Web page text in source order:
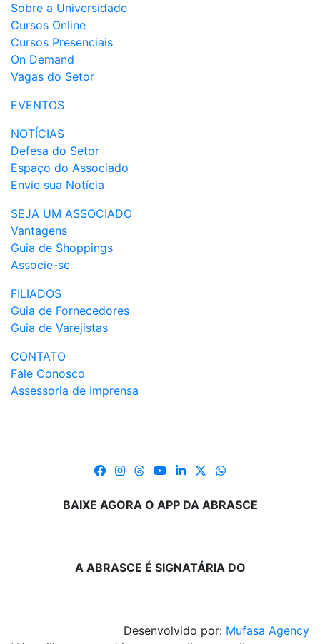
Sobre a Universidade
Cursos Online
Cursos Presenciais
On Demand
Vagas do Setor
EVENTOS
NOTÍCIAS
Defesa do Setor
Espaço do Associado
Envie sua Notícia
SEJA UM ASSOCIADO
Vantagens
Guia de Shoppings
Associe-se
FILIADOS
Guia de Fornecedores
Guia de Varejistas
CONTATO
Fale Conosco
Assessoria de Imprensa
BAIXE AGORA O APP DA ABRASCE
A ABRASCE É SIGNATÁRIA DO
Desenvolvido por: Mufasa Agency